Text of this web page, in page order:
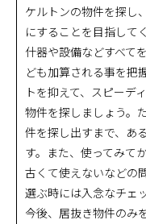
ケルトンの物件を探し
にすることを目指して
什器や設備などすべて
ども加算される事を把
トを抑えて、スピーデ
物件を探しましょう。
件を探し出すまで、あ
す。また、使ってみて
古くて使えないなどの
選ぶ時には入念なチェ
今後、居抜き物件のみ